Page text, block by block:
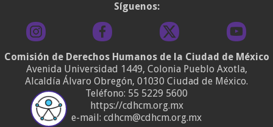
Síguenos:
Comisión de Derechos Humanos de la Ciudad de México
Avenida Universidad 1449, Colonia Pueblo Axotla,
Alcaldía Álvaro Obregón, 01030 Ciudad de México.
Teléfono: 55 5229 5600
https://cdhcm.org.mx
e-mail: cdhcm@cdhcm.org.mx